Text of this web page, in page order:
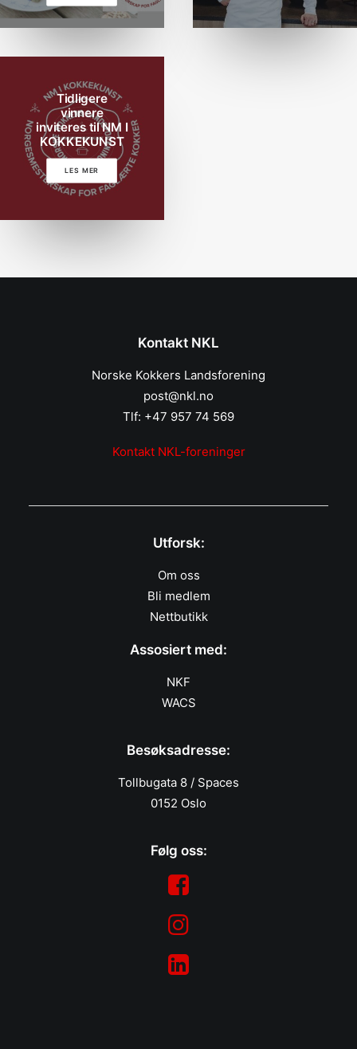
Tidligere
vinnere
inviteres til NM I
KOKKEKUNST
LES MER
Kontakt NKL
Norske Kokkers Landsforening
post@nkl.no
Tlf: +47 957 74 569
Kontakt NKL-foreninger
Utforsk:
Om oss
Bli medlem
Nettbutikk
Assosiert med:
NKF
WACS
Besøksadresse:
Tollbugata 8 / Spaces
0152 Oslo
Følg oss: